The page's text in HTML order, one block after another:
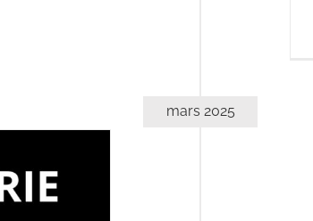
mars 2025